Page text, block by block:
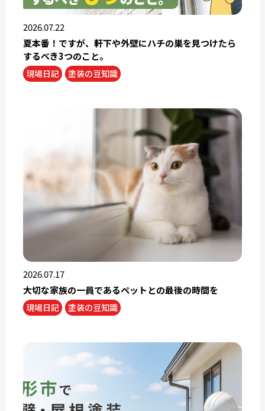
2026.07.22
夏本番！ですが、軒下や外壁にハチの巣を見つけたら
するべき3つのこと。
現場日記 塗装の豆知識
2026.07.17
大切な家族の一員であるペットとの最後の時間を
現場日記 塗装の豆知識